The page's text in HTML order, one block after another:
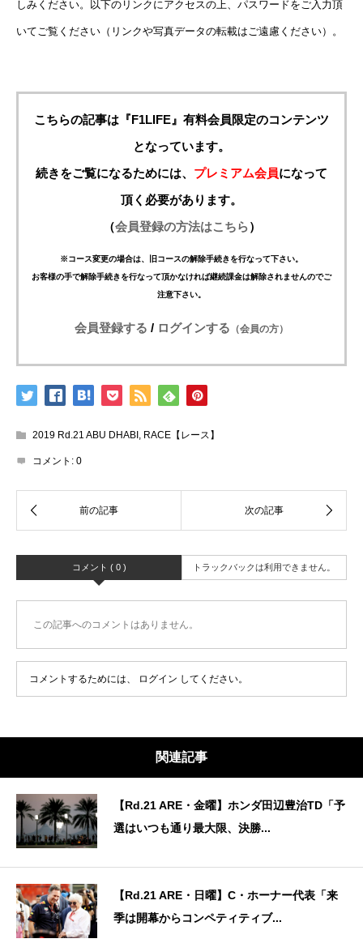
しみください。以下のリンクにアクセスの上、パスワードをご入力頂
いてご覧ください（リンクや写真データの転載はご遠慮ください）。
こちらの記事は『F1LIFE』有料会員限定のコンテンツ
となっています。
続きをご覧になるためには、 プレミアム会員になって
頂く必要があります。
（会員登録の方法はこちら）
※コース変更の場合は、旧コースの解除手続きを行なって下さい。
お客様の手で解除手続きを行なって頂かなければ継続課金は解除されませんのでご
注意下さい。
会員登録する / ログインする （会員の方）
2019 Rd.21 ABU DHABI , RACE【レース】
コメント: 0
コメント ( 0 ) トラックバックは利用できません。
この記事へのコメントはありません。
コメントするためには、 ログイン してください。
関連記事
【Rd.21 ARE・金曜】ホンダ田辺豊治TD「予
選はいつも通り最大限、決勝...
【Rd.21 ARE・日曜】C・ホーナー代表「来
季は開幕からコンペティティブ...